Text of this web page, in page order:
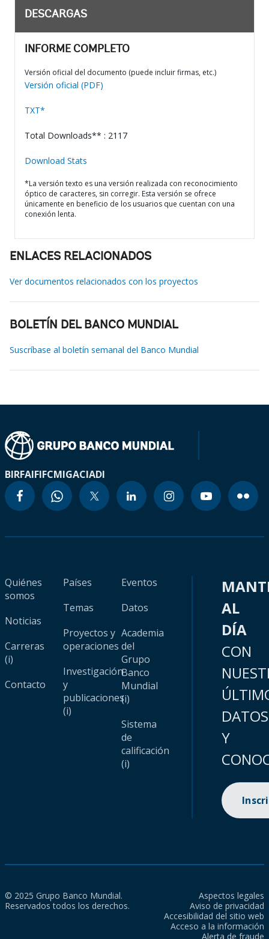
DESCARGAS
INFORME COMPLETO
Versión oficial del documento (puede incluir firmas, etc.)
Versión oficial (PDF)
TXT*
Total Downloads** : 2117
Download Stats
*La versión texto es una versión realizada con reconocimiento
óptico de caracteres, sin corregir. Esta versión se ofrece
únicamente en beneficio de los usuarios que cuentan con una
conexión lenta.
ENLACES RELACIONADOS
Ver documentos relacionados con los proyectos
BOLETÍN DEL BANCO MUNDIAL
Suscríbase al boletín semanal del Banco Mundial
BIRFAIFIFCMIGACIADI
Quiénes
somos
Noticias
Carreras
(i)
Contacto
Países
Temas
Proyectos y
operaciones
Investigación
y
publicaciones
(i)
Eventos
Datos
Academia
del
Grupo
Banco
Mundial
(i)
Sistema
de
calificación
(i)
AL
DÍA
CON
DATOS
Y
© 2025 Grupo Banco Mundial.
Reservados todos los derechos.
Aspectos legales
Aviso de privacidad
Accesibilidad del sitio web
Acceso a la información
Alerta de fraude